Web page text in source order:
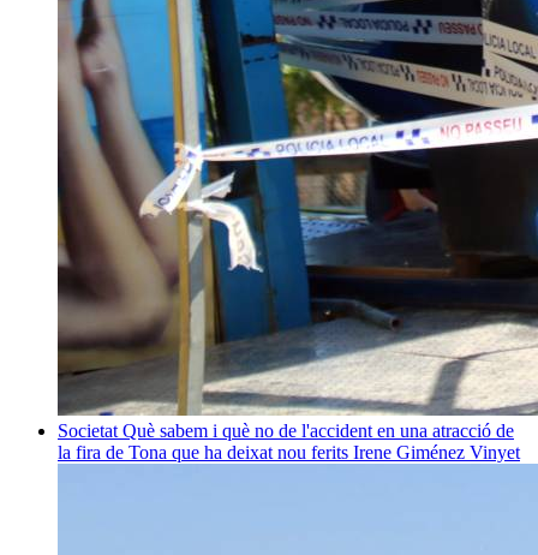
Societat Què sabem i què no de l'accident en una atracció de
la fira de Tona que ha deixat nou ferits Irene Giménez Vinyet